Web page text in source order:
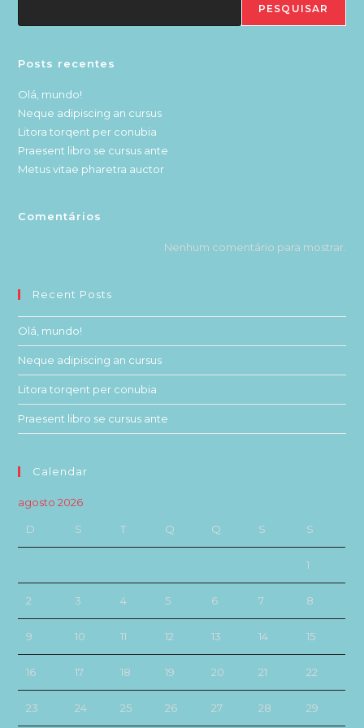
PESQUISAR
Posts recentes
Olá, mundo!
Neque adipiscing an cursus
Litora torqent per conubia
Praesent libro se cursus ante
Metus vitae pharetra auctor
Comentários
Nenhum comentário para mostrar.
Recent Posts
Olá, mundo!
Neque adipiscing an cursus
Litora torqent per conubia
Praesent libro se cursus ante
Calendar
agosto 2026
D S T Q Q S S
1
2 3 4 5 6 7 8
9 10 11 12 13 14 15
16 17 18 19 20 21 22
23 24 25 26 27 28 29